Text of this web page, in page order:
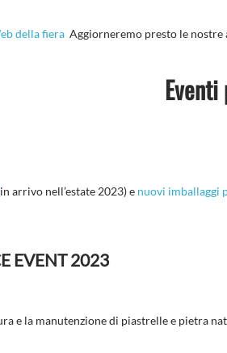
della fiera Aggiorneremo presto le
arrivo nell’estate 2023) e nuovi imballaggi
EVENT 2023
e la manutenzione di piastrelle e pietra